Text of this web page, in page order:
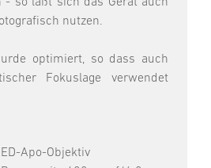
- so läßt sich das Gerät auch
nutzen.
optimiert, so dass auch
Fokuslage verwendet
Apo-Objektiv